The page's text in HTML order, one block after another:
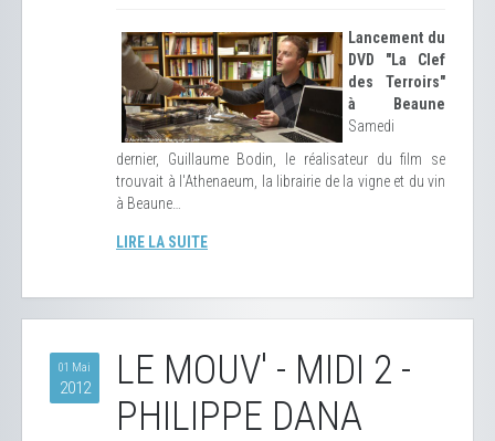
Lancement du
DVD "La Clef
des Terroirs"
à Beaune
Samedi
dernier, Guillaume Bodin, le réalisateur du film se
trouvait à l'Athenaeum, la librairie de la vigne et du vin
à Beaune…
LIRE LA SUITE
01 Mai
2012
LE MOUV' - MIDI 2 -
PHILIPPE DANA